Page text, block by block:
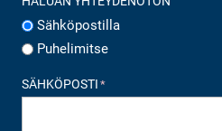
Sähköpostilla
Puhelimitse
SÄHKÖPOSTI *